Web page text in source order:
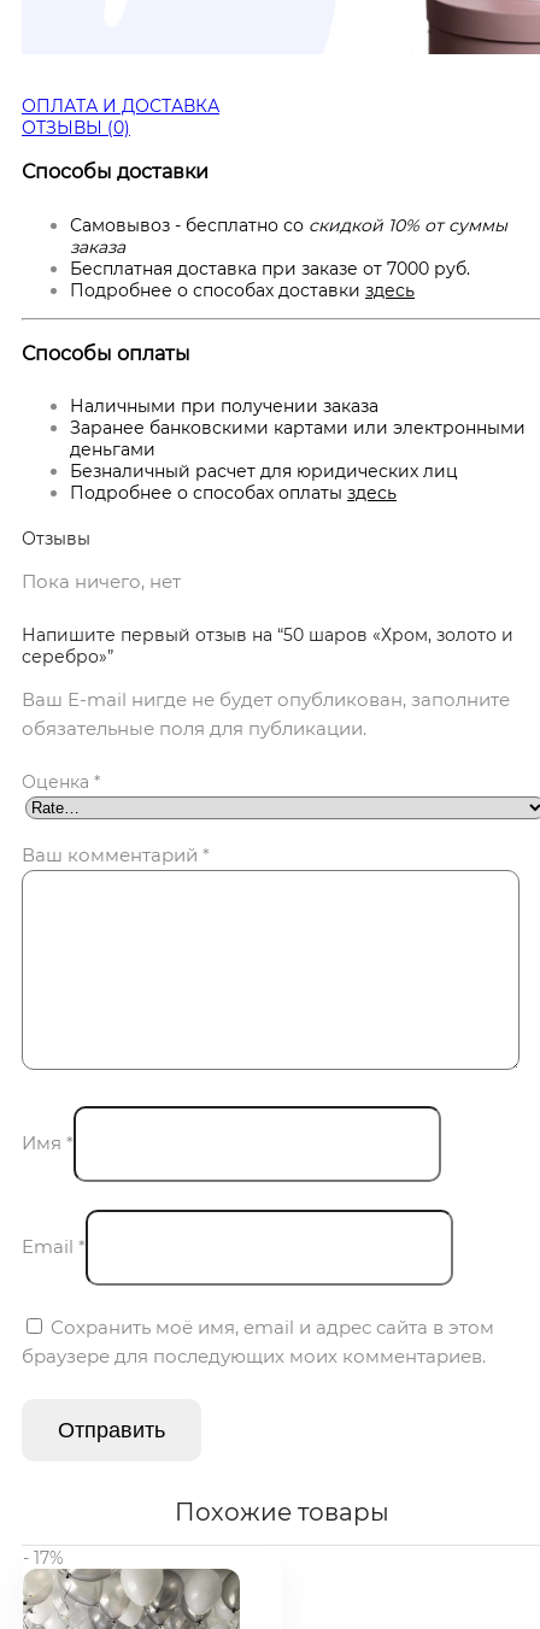
ОПЛАТА И ДОСТАВКА
ОТЗЫВЫ (0)
Способы доставки
Самовывоз - бесплатно со скидкой 10% от суммы
заказа
Бесплатная доставка при заказе от 7000 руб.
Подробнее о способах доставки здесь
Способы оплаты
Наличными при получении заказа
Заранее банковскими картами или электронными
деньгами
Безналичный расчет для юридических лиц
Подробнее о способах оплаты здесь
Отзывы
Пока ничего, нет
Напишите первый отзыв на “50 шаров «Хром, золото и
серебро»”
Ваш E-mail нигде не будет опубликован, заполните
обязательные поля для публикации.
Оценка *
Ваш комментарий *
Имя *
Email *
Сохранить моё имя, email и адрес сайта в этом
браузере для последующих моих комментариев.
Похожие товары
- 17%